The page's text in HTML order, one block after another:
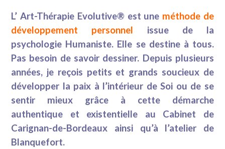
L’ Art-Thérapie Evolutive® est une méthode de
développement personnel issue de la
psychologie Humaniste. Elle se destine à tous.
Pas besoin de savoir dessiner. Depuis plusieurs
années, je reçois petits et grands soucieux de
développer la paix à l’intérieur de Soi ou de se
sentir mieux grâce à cette démarche
authentique et existentielle au Cabinet de
Carignan-de-Bordeaux ainsi qu’à l’atelier de
Blanquefort.